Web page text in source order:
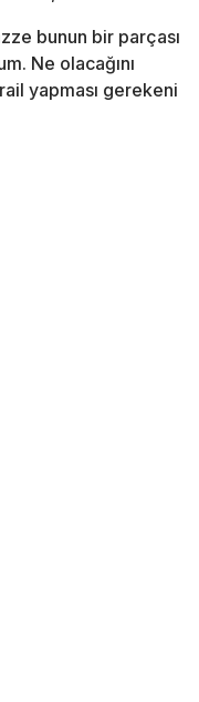
bunun bir parçası
Ne olacağını
yapması gerekeni